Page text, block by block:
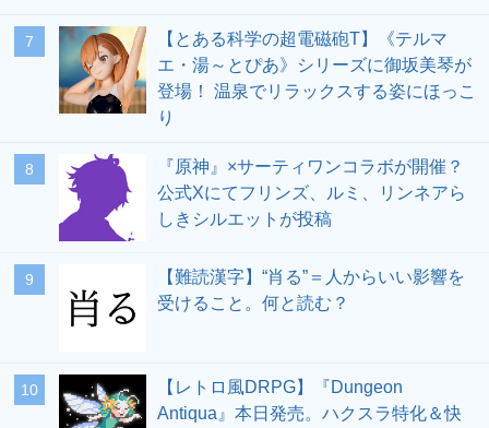
7
【とある科学の超電磁砲T】《テルマ
エ・湯～とぴあ》シリーズに御坂美琴が
登場！ 温泉でリラックスする姿にほっこ
り
8
『原神』×サーティワンコラボが開催？
公式Xにてフリンズ、ルミ、リンネアら
しきシルエットが投稿
9
【難読漢字】“肖る”＝人からいい影響を
受けること。何と読む？
10
【レトロ風DRPG】『Dungeon
Antiqua』本日発売。ハクスラ特化＆快